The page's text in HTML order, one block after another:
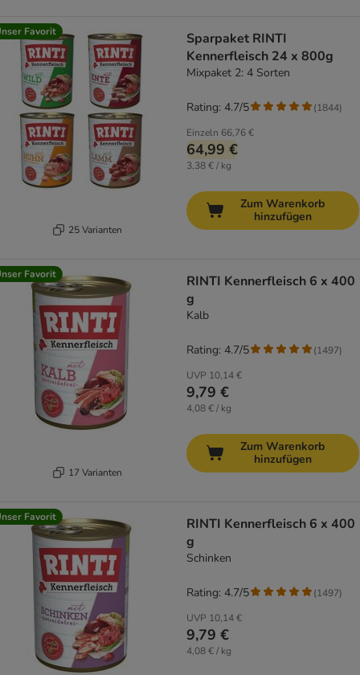
Favorit
25 Varianten
Sparpaket RINTI
Kennerfleisch 24 x 800g
Mixpaket 2: 4 Sorten
Einzeln 66,76 €
64,99 €
3,38 € / kg
Rating: 4.7/5 (1844)
Zum Warenkorb
hinzufügen
Favorit
17 Varianten
RINTI Kennerfleisch 6 x 400
g
Kalb
UVP 10,14 €
9,79 €
4,08 € / kg
Rating: 4.7/5 (1497)
Zum Warenkorb
hinzufügen
Favorit
RINTI Kennerfleisch 6 x 400
g
Schinken
UVP 10,14 €
9,79 €
4,08 € / kg
Rating: 4.7/5 (1497)